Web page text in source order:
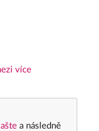
více
a následně